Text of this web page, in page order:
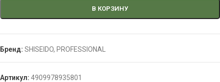
В КОРЗИНУ
Бренд: SHISEIDO, PROFESSIONAL
Артикул: 4909978935801